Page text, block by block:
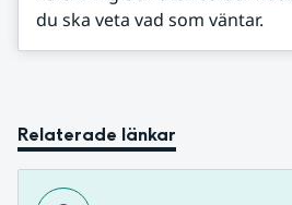
du ska veta vad som väntar.
Relaterade länkar